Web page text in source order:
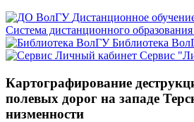
Дистанционное
Система дистанционного
Библиотека
Сервис
Картографирование
полевых дорог на западе
низменности